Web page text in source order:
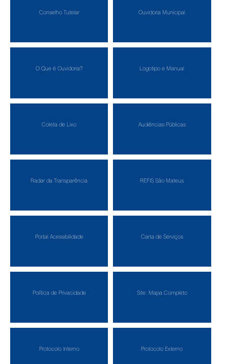
Conselho Tutelar Ouvidoria Municipal
O Que é Ouvidoria? Logotipo e Manual
Coleta de Lixo Audiências Públicas
Radar da Transparência REFIS São Mateus
Portal Acessibilidade Carta de Serviços
Política de Privacidade Site: Mapa Completo
Protocolo Interno Protocolo Externo